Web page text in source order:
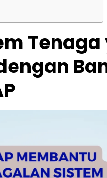
Tenaga